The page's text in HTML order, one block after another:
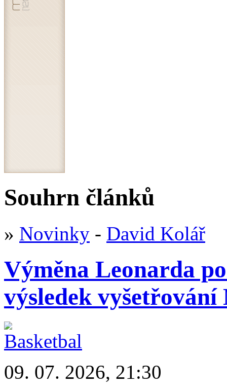
Souhrn článků
» Novinky - David Kolář
Výměna Leonarda
výsledek vyšetřování
09. 07. 2026, 21:30